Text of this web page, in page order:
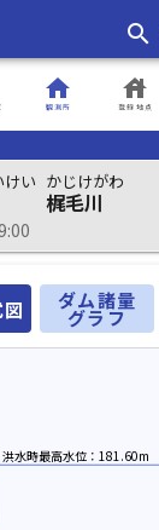
search
観測所
home
登録地点
house
けい かじけがわ
梶毛川
ダム諸量
グラフ
洪水時最高水位：181.60m